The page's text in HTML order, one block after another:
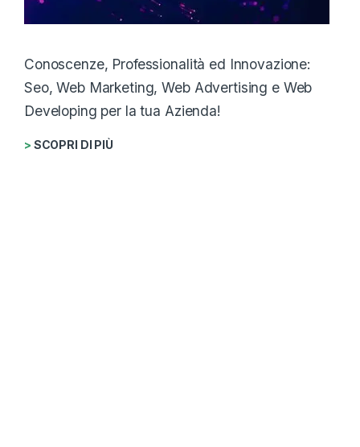
Conoscenze, Professionalità ed Innovazione:
Seo, Web Marketing, Web Advertising e Web
Developing per la tua Azienda!
> SCOPRI DI PIÙ